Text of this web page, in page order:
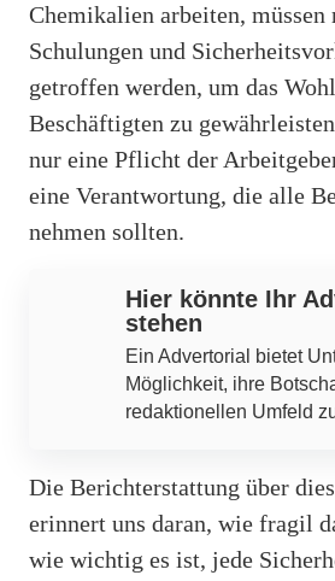
Chemikalien arbeiten, müssen
Schulungen und
getroffen werden, um das
Beschäftigten zu
nur eine Pflicht der
eine Verantwortung, die alle
nehmen sollten.
Hier könnte Ihr
stehen
Ein Advertorial bietet
Möglichkeit, ihre
redaktionellen Umfeld
Die Berichterstattung über
erinnert uns daran, wie fragil
wie wichtig es ist, jede